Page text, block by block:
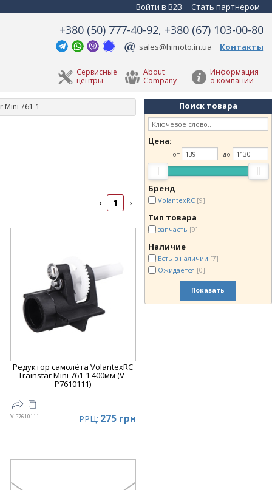
Войти в B2B Стать партнером
+380 (50) 777-40-92, +380 (67) 103-00-80
sales@himoto.in.ua Контакты
Информация
о компании
About
Company
Сервисные
центры
Mini 761-1
‹ 1 ›
Редуктор самолёта VolantexRC
Trainstar Mini 761-1 400мм (V-
P7610111)
V-P7610111 РРЦ: 275 грн
Поиск товара
Цена:
от до
Бренд
VolantexRC [9]
Тип товара
запчасть [9]
Наличие
Есть в наличии [7]
Ожидается [0]
Показать